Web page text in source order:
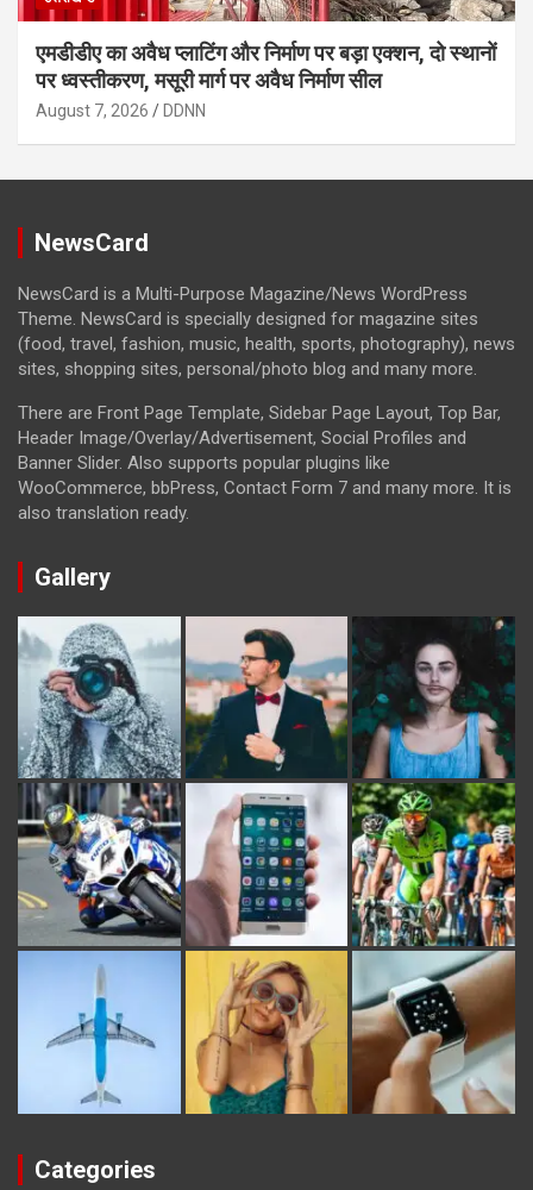
एमडीडीए का अवैध प्लाटिंग और निर्माण पर बड़ा एक्शन, दो स्थानों
पर ध्वस्तीकरण, मसूरी मार्ग पर अवैध निर्माण सील
August 7, 2026 DDNN
NewsCard
NewsCard is a Multi-Purpose Magazine/News WordPress
Theme. NewsCard is specially designed for magazine sites
(food, travel, fashion, music, health, sports, photography), news
sites, shopping sites, personal/photo blog and many more.
There are Front Page Template, Sidebar Page Layout, Top Bar,
Header Image/Overlay/Advertisement, Social Profiles and
Banner Slider. Also supports popular plugins like
WooCommerce, bbPress, Contact Form 7 and many more. It is
also translation ready.
Gallery
Categories